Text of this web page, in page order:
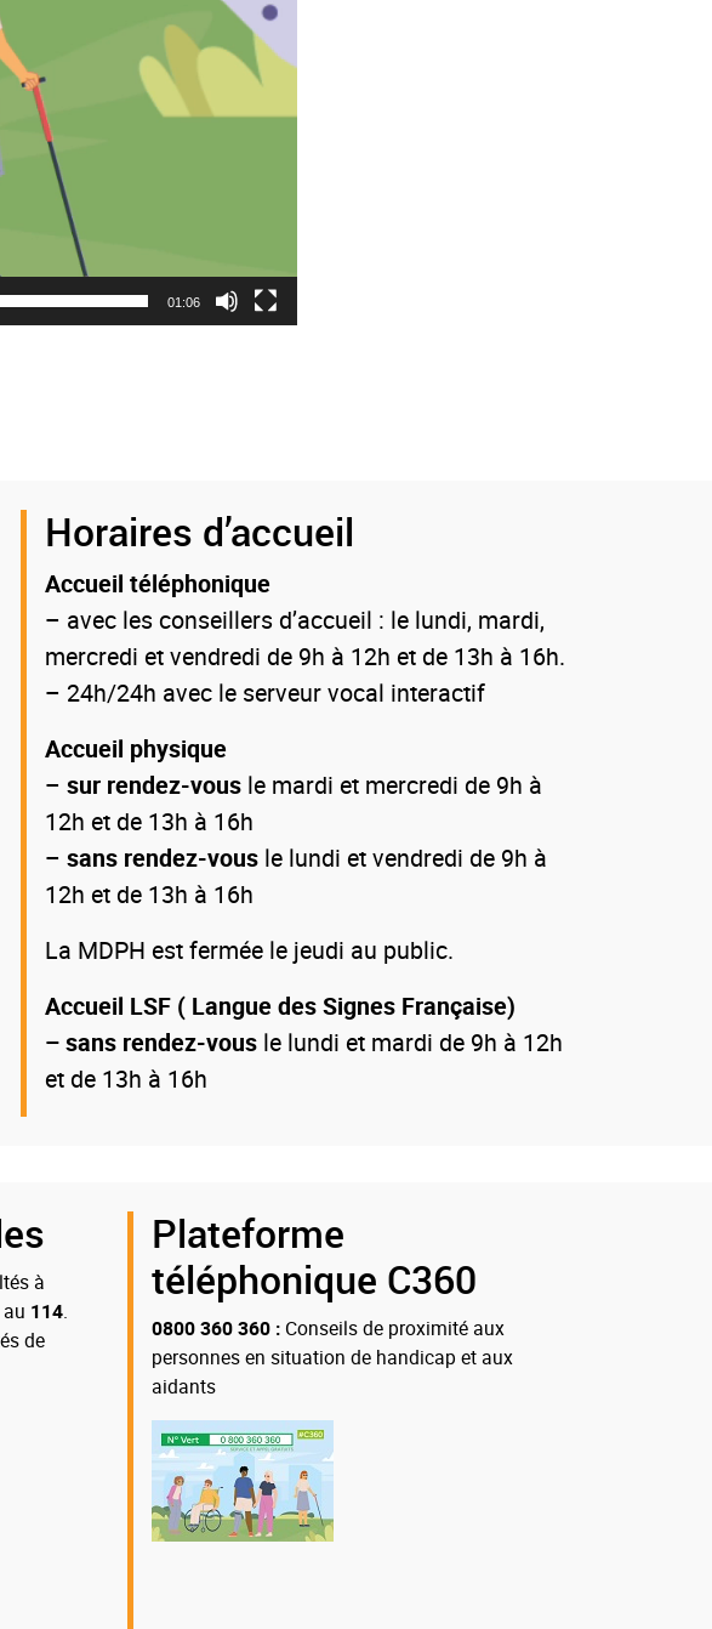
01:06
Horaires d’accueil
Accueil téléphonique
– avec les conseillers d’accueil : le lundi, mardi,
mercredi et vendredi de 9h à 12h et de 13h à 16h.
– 24h/24h avec le serveur vocal interactif
Accueil physique
– sur rendez-vous le mardi et mercredi de 9h à
12h et de 13h à 16h
– sans rendez-vousle lundi et vendredi de 9h à
12h et de 13h à 16h
La MDPH est fermée le jeudi au public.
Accueil LSF ( Langue des Signes Française)
– sans rendez-vousle lundi et mardi de 9h à 12h
et de 13h à 16h
à
114.
de
Plateforme
téléphonique C360
0800 360 360 : Conseils de proximité aux
personnes en situation de handicap et aux
aidants